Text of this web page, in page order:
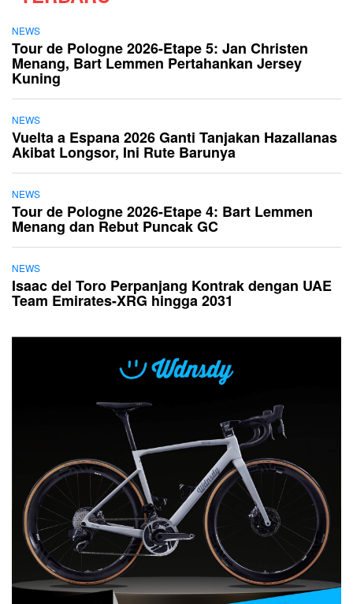
NEWS
Tour de Pologne 2026-Etape 5: Jan Christen
Menang, Bart Lemmen Pertahankan Jersey
Kuning
NEWS
Vuelta a Espana 2026 Ganti Tanjakan Hazallanas
Akibat Longsor, Ini Rute Barunya
NEWS
Tour de Pologne 2026-Etape 4: Bart Lemmen
Menang dan Rebut Puncak GC
NEWS
Isaac del Toro Perpanjang Kontrak dengan UAE
Team Emirates-XRG hingga 2031